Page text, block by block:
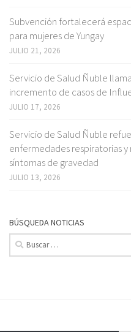
Subvención fortalecerá
para mujeres de Yungay
JULIO 21, 2026
Servicio de Salud Ñuble
incremento de casos de
JULIO 17, 2026
Servicio de Salud Ñuble
enfermedades respiratorias
síntomas de gravedad
JULIO 13, 2026
BÚSQUEDA NOTICIAS
Buscar: